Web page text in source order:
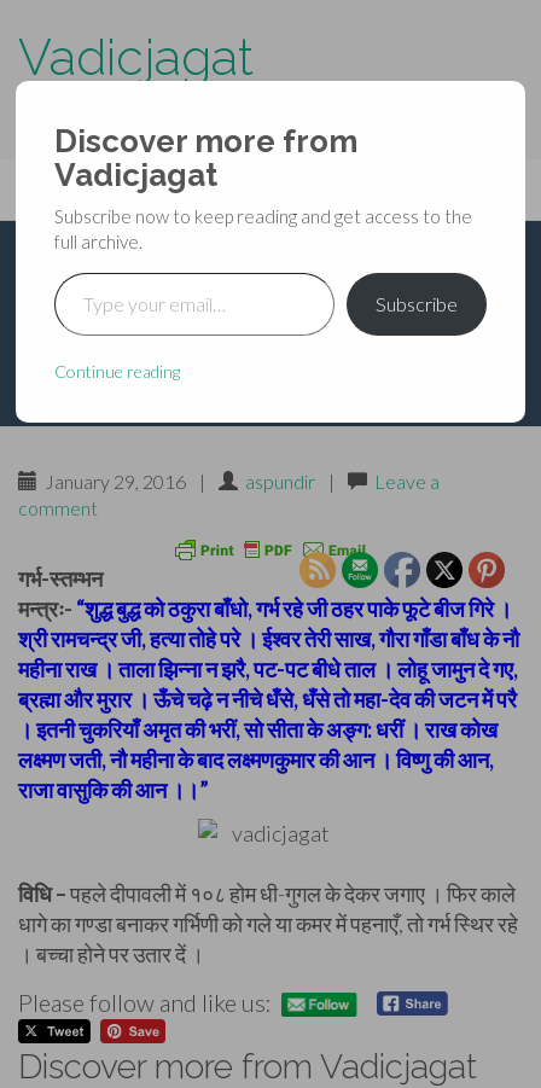
Vadicjagat
Primary
Menu
content
Vadicjagat
गर्भ-स्तम्भन
January 29, 2016 | aspundir |
Leave a
comment
गर्भ-स्तम्भन
मन्त्रः- “शुद्ध बुद्ध को ठकुरा बाँधो, गर्भ रहे जी ठहर पाके फूटे बीज गिरे ।
श्री रामचन्द्र जी, हत्या तोहे परे । ईश्वर तेरी साख, गौरा गाँडा बाँध के नौ
महीना राख । ताला झिन्ना न झरै, पट-पट बीधे ताल । लोहू जामुन दे गए,
ब्रह्मा और मुरार । ऊँचे चढ़े न नीचे धँसे, धँसे तो महा-देव की जटन में परै
। इतनी चुकरियाँ अमृत की भरीं, सो सीता के अङ्ग: धरीं । राख कोख
लक्ष्मण जती, नौ महीना के बाद लक्ष्मणकुमार की आन । विष्णु की आन,
राजा वासुकि की आन ।।”
विधि –पहले दीपावली में १०८ होम धी-गुगल के देकर जगाए । फिर काले
धागे का गण्डा बनाकर गर्भिणी को गले या कमर में पहनाएँ, तो गर्भ स्थिर रहे
। बच्चा होने पर उतार दें ।
Please follow and like us:
Discover more from Vadicjagat
Discover more from
Vadicjagat
Subscribe now to keep reading and get access to the
full archive.
Type your email…
Subscribe
Continue reading